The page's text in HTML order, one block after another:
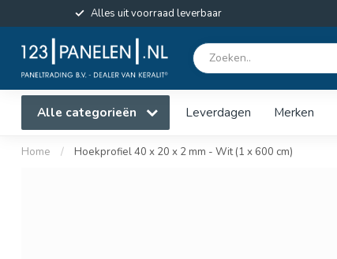
Alles uit voorraad leverbaar
Alle categorieën Leverdagen Merken
Home / Hoekprofiel 40 x 20 x 2 mm - Wit (1 x 600 cm)